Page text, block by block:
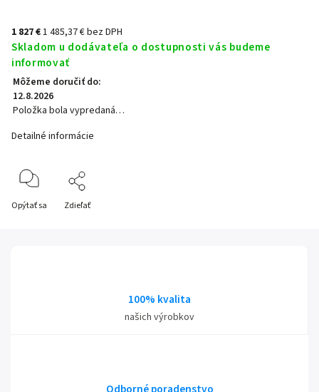
1 827 €1 485,37 € bez DPH
Skladom u dodávateľa o dostupnosti vás budeme
informovať
Môžeme doručiť do:
12.8.2026
Položka bola vypredaná…
Detailné informácie
Opýtať sa Zdieľať
100% kvalita
našich výrobkov